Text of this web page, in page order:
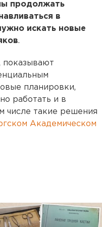
продолжать
в
искать новые
.
показывают
планировки,
работать и в
числе такие решения
Академическом